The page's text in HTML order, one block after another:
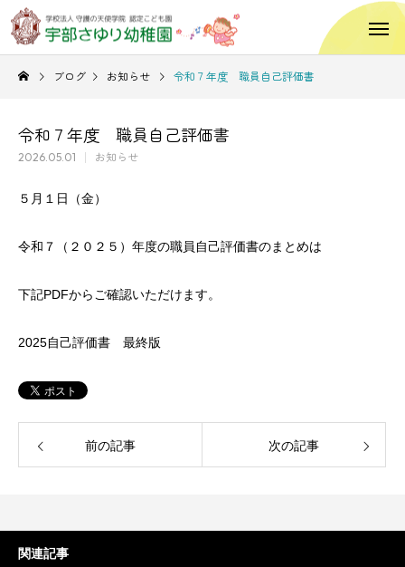
ブログ お知らせ 令和７年度 職員自己評価書
令和７年度 職員自己評価書
2026.05.01 お知らせ
５月１日（金）
令和７（２０２５）年度の職員自己評価書のまとめは
下記PDFからご確認いただけます。
2025自己評価書 最終版
前の記事 次の記事
関連記事